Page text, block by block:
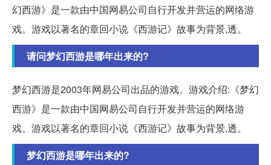
幻西游》是一款由中国网易公司自行开发并营运的网络游
戏。游戏以著名的章回小说《西游记》故事为背景,透。
请问梦幻西游是哪年出来的?
梦幻西游是2003年网易公司出品的游戏。游戏介绍:《梦幻
西游》是一款由中国网易公司自行开发并营运的网络游
戏。游戏以著名的章回小说《西游记》故事为背景,透。
梦幻西游是哪年出来的?